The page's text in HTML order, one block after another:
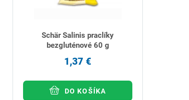
Schär Salinis praclíky
bezgluténové 60 g
1,37 €
DO KOŠÍKA